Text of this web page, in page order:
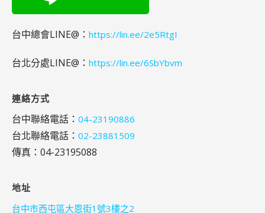
台中總會LINE@： https://lin.ee/2e5RtgI
台北分處LINE@： https://lin.ee/6SbYbvm
連絡方式
台中聯絡電話： 04-23190886
台北聯絡電話： 02-23881509
傳真：04-23195088
地址
台中市西屯區大恩街1號3樓之2